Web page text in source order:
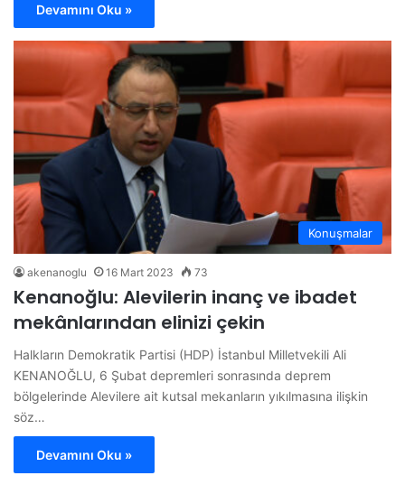
Devamını Oku »
Konuşmalar
akenanoglu 16 Mart 2023 73
Kenanoğlu: Alevilerin inanç ve ibadet
mekânlarından elinizi çekin
Halkların Demokratik Partisi (HDP) İstanbul Milletvekili Ali
KENANOĞLU, 6 Şubat depremleri sonrasında deprem
bölgelerinde Alevilere ait kutsal mekanların yıkılmasına ilişkin
söz…
Devamını Oku »